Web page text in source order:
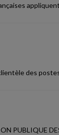
des
PUBLIQUE